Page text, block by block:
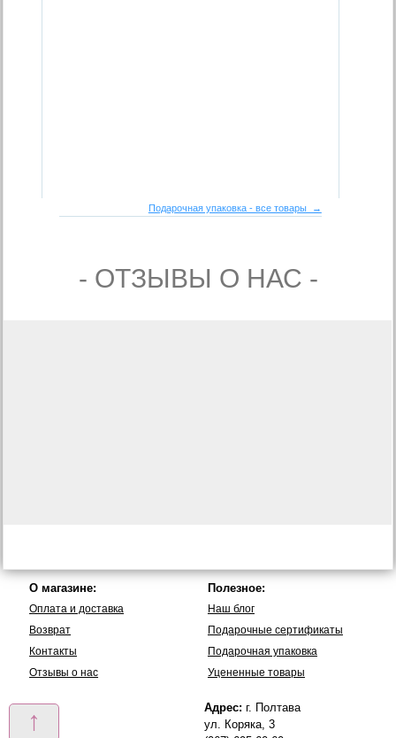
Подарочная упаковка - все товары →
- ОТЗЫВЫ О НАС -
↑
О магазине:
Оплата и доставка
Возврат
Контакты
Отзывы о нас
Полезное:
Наш блог
Подарочные сертификаты
Подарочная упаковка
Уцененные товары
Адрес: г. Полтава
ул. Коряка, 3